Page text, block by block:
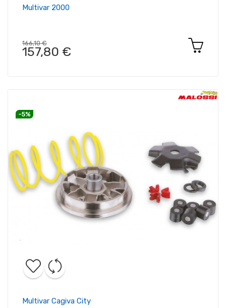
Multivar 2000
166,10 €
157,80 €
-5%
Multivar Cagiva City